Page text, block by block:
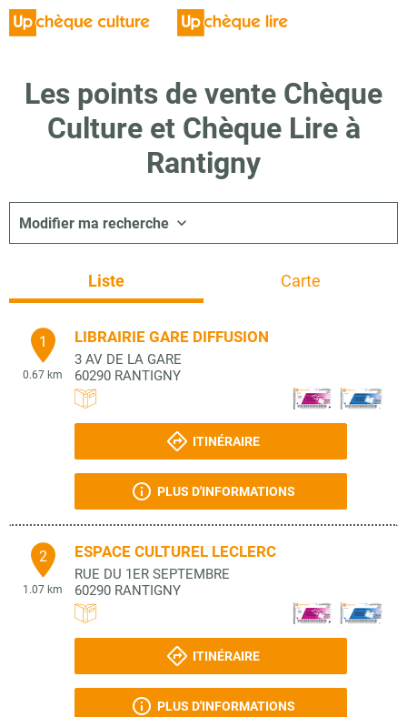
Les points de vente Chèque
Culture et Chèque Lire à
Rantigny
Modifier ma recherche
Liste Carte
1
0.67 km
LIBRAIRIE GARE DIFFUSION
3 AV DE LA GARE
60290 RANTIGNY
ITINÉRAIRE
PLUS D'INFORMATIONS
2
1.07 km
ESPACE CULTUREL LECLERC
RUE DU 1ER SEPTEMBRE
60290 RANTIGNY
ITINÉRAIRE
PLUS D'INFORMATIONS